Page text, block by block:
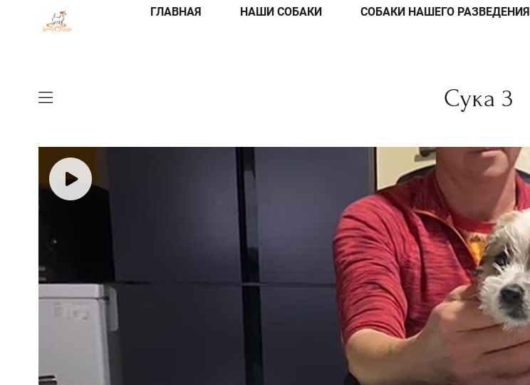
ГЛАВНАЯ НАШИ СОБАКИ СОБАКИ НАШЕГО РАЗВЕДЕНИЯ
Сука 3